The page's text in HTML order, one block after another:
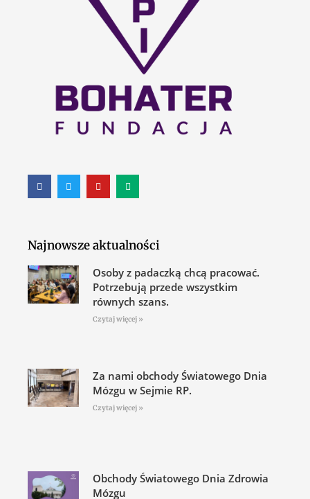
Najnowsze aktualności
Osoby z padaczką chcą pracować.
Potrzebują przede wszystkim
równych szans.
Czytaj więcej »
Za nami obchody Światowego Dnia
Mózgu w Sejmie RP.
Czytaj więcej »
Obchody Światowego Dnia Zdrowia
Mózgu